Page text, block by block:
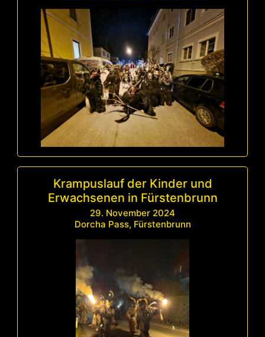
Krampuslauf der Kinder und
Erwachsenen in Fürstenbrunn
29. November 2024
Dorcha Pass, Fürstenbrunn